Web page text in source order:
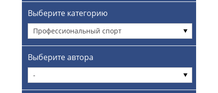
Выберите категорию
Профессиональный спорт
Выберите автора
-